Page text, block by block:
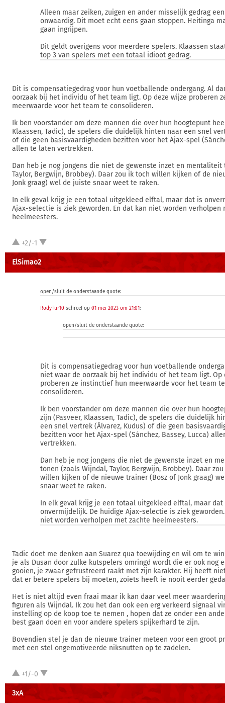
Alleen maar zeiken, zuigen en ander misselijk gedrag
onwaardig. Dit moet echt eens gaan stoppen. Heitinga
gaan ingrijpen.
Dit geldt overigens voor meerdere spelers. Klaassen
top 3 van spelers met een totaal idioot gedrag.
Dit is compensatiegedrag voor hun voetballende ondergang. Al
oorzaak bij het individu of het team ligt. Op deze wijze proberen
meerwaarde voor het team te consolideren.
Ik ben voorstander om deze mannen die over hun hoogtepunt
Klaassen, Tadic), de spelers die duidelijk hinten naar een snel
of die geen basisvaardigheden bezitten voor het Ajax-spel
allen te laten vertrekken.
Dan heb je nog jongens die niet de gewenste inzet en mentaliteit
Taylor, Bergwijn, Brobbey). Daar zou ik toch willen kijken of de
Jonk graag) wel de juiste snaar weet te raken.
In elk geval krijg je een totaal uitgekleed elftal, maar dat is
Ajax-selectie is ziek geworden. En dat kan niet worden verholpen
heelmeesters.
+2/-1
ElSimao2
open/sluit de onderstaande quote:
RodyTur10 schreef op 01 mei 2023 om 21:01:
open/sluit de onderstaande quote:
Dit is compensatiegedrag voor hun voetballende
niet waar de oorzaak bij het individu of het team ligt. Op
proberen ze instinctief hun meerwaarde voor het team te
consolideren.
Ik ben voorstander om deze mannen die over hun
zijn (Pasveer, Klaassen, Tadic), de spelers die duidelijk
een snel vertrek (Álvarez, Kudus) of die geen
bezitten voor het Ajax-spel (Sánchez, Bassey, Lucca)
vertrekken.
Dan heb je nog jongens die niet de gewenste inzet en
tonen (zoals Wijndal, Taylor, Bergwijn, Brobbey). Daar
willen kijken of de nieuwe trainer (Bosz of Jonk graag)
snaar weet te raken.
In elk geval krijg je een totaal uitgekleed elftal, maar dat
onvermijdelijk. De huidige Ajax-selectie is ziek
niet worden verholpen met zachte heelmeesters.
Tadic doet me denken aan Suarez qua toewijding en wil om te
je als Dusan door zulke kutspelers omringd wordt die er ook nog
gooien, je zwaar gefrustreerd raakt met zijn karakter. Hij heeft
dat er betere spelers bij moeten, zoiets heeft ie nooit eerder
Het is niet altijd even fraai maar ik kan daar veel meer
figuren als Wijndal. Ik zou het dan ook een erg verkeerd signaal
instelling op de koop toe te nemen , hopen dat ze onder een
best gaan doen en voor andere spelers spijkerhard te zijn.
Bovendien stel je dan de nieuwe trainer meteen voor een groot
met een stel ongemotiveerde niksnutten op te zadelen.
+1/-0
3xA